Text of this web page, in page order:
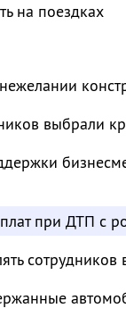
на поездках
выбрали
при ДТП с
сотрудников